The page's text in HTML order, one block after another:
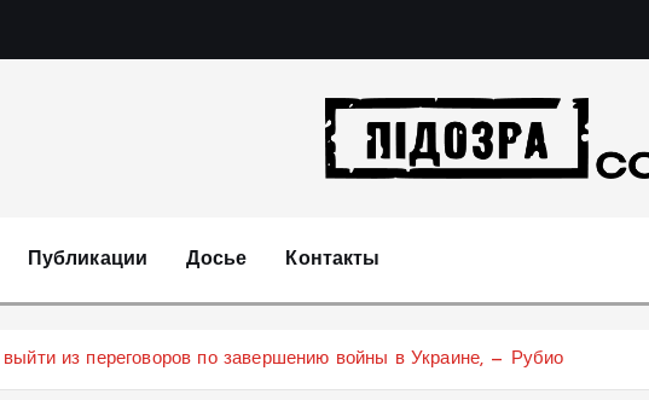
Публикации Досье Контакты
из переговоров по завершению войны в Украине, — Рубио